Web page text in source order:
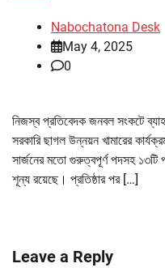
Nabochatona Desk
May 4, 2025
0
নিজস্ব প্রতিবেদক জনবল সংকটে
সরকারি ছাগল উন্নয়ন খামারের
সার্জনের মতো গুরুত্বপূর্ণ পদসহ ১৩টি
শূন্য রয়েছে। প্রতিষ্ঠার পর […]
Leave a Reply